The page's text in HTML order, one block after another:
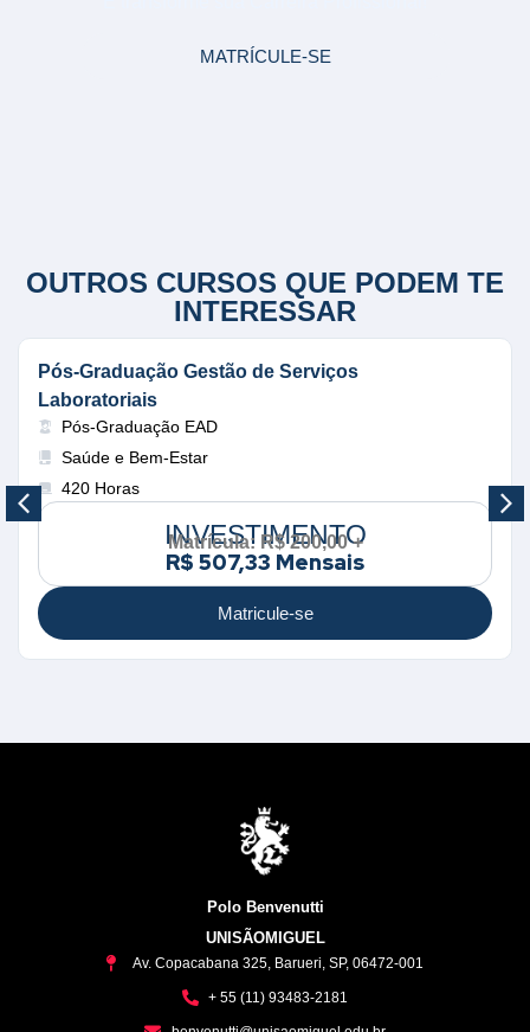
MATRÍCULE-SE
OUTROS CURSOS QUE PODEM TE
INTERESSAR
Pós-Graduação Gestão de Serviços
Laboratoriais
Pós-Graduação EAD
Saúde e Bem-Estar
420 Horas
Matricule-se
INVESTIMENTO
Matrícula: R$ 200,00 +
R$ 507,33 Mensais
Polo Benvenutti
UNISÃOMIGUEL
Av. Copacabana 325, Barueri, SP, 06472-001
+ 55 (11) 93483-2181